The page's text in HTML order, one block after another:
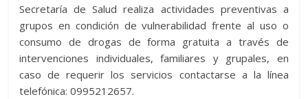
Secretaría de Salud realiza actividades preventivas a
grupos en condición de vulnerabilidad frente al uso o
consumo de drogas de forma gratuita a través de
intervenciones individuales, familiares y grupales, en
caso de requerir los servicios contactarse a la línea
telefónica: 0995212657.